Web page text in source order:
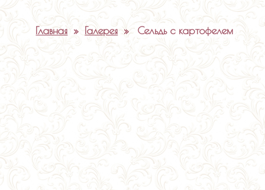
Главная » Галерея » Сельдь с картофелем